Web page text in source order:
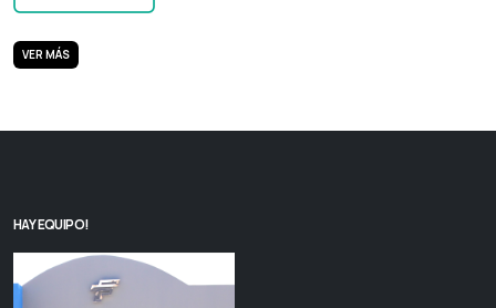
VER MÁS
HAY EQUIPO!